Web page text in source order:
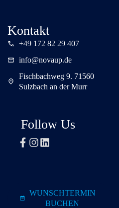
Kontakt
+49 172 82 29 407
info@novaup.de
Fischbachweg 9. 71560
Sulzbach an der Murr
Follow Us
WUNSCHTERMIN
BUCHEN